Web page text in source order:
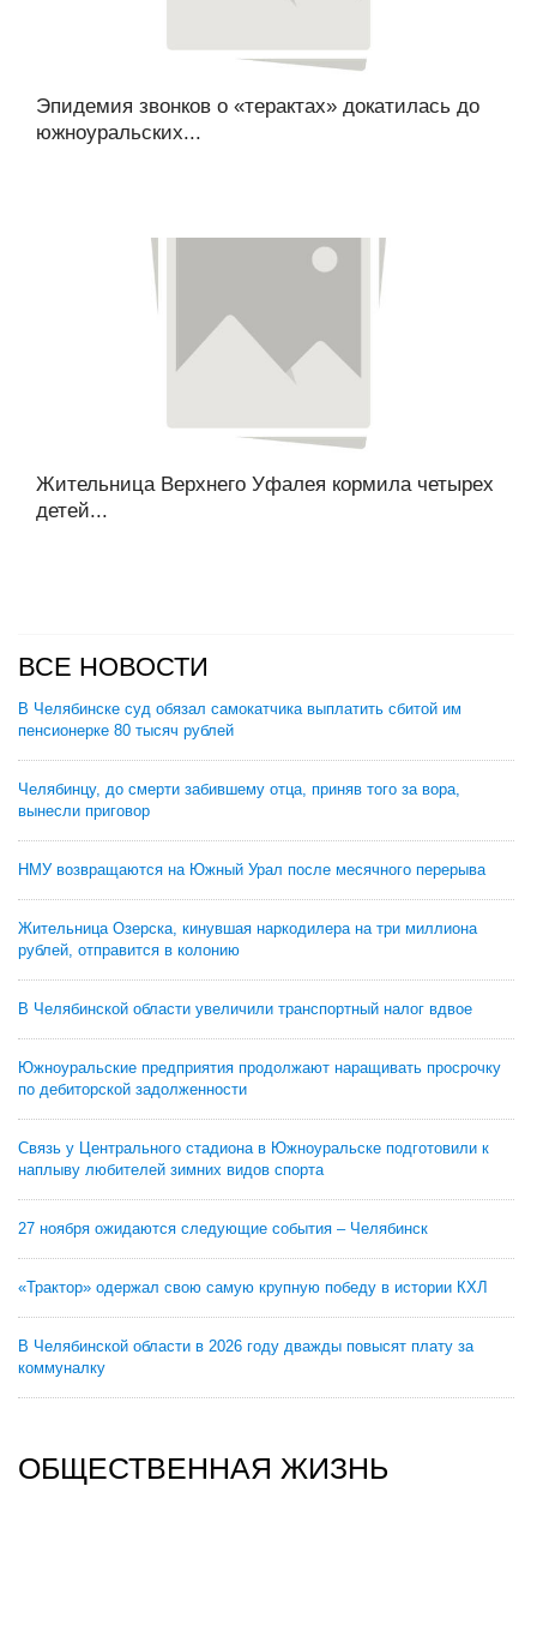
Эпидемия звонков о «терактах» докатилась до
южноуральских...
Жительница Верхнего Уфалея кормила четырех
детей...
ВСЕ НОВОСТИ
В Челябинске суд обязал самокатчика выплатить сбитой им
пенсионерке 80 тысяч рублей
Челябинцу, до смерти забившему отца, приняв того за вора,
вынесли приговор
НМУ возвращаются на Южный Урал после месячного перерыва
Жительница Озерска, кинувшая наркодилера на три миллиона
рублей, отправится в колонию
В Челябинской области увеличили транспортный налог вдвое
Южноуральские предприятия продолжают наращивать просрочку
по дебиторской задолженности
Связь у Центрального стадиона в Южноуральске подготовили к
наплыву любителей зимних видов спорта
27 ноября ожидаются следующие события – Челябинск
«Трактор» одержал свою самую крупную победу в истории КХЛ
В Челябинской области в 2026 году дважды повысят плату за
коммуналку
ОБЩЕСТВЕННАЯ ЖИЗНЬ